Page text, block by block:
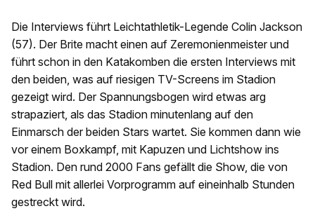
Die Interviews führt Leichtathletik-Legende Colin Jackson
(57). Der Brite macht einen auf Zeremonienmeister und
führt schon in den Katakomben die ersten Interviews mit
den beiden, was auf riesigen TV-Screens im Stadion
gezeigt wird. Der Spannungsbogen wird etwas arg
strapaziert, als das Stadion minutenlang auf den
Einmarsch der beiden Stars wartet. Sie kommen dann wie
vor einem Boxkampf, mit Kapuzen und Lichtshow ins
Stadion. Den rund 2000 Fans gefällt die Show, die von
Red Bull mit allerlei Vorprogramm auf eineinhalb Stunden
gestreckt wird.